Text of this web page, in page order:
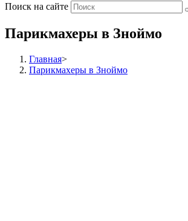
Поиск на сайте
Парикмахеры в Зноймо
Главная>
Парикмахеры в Зноймо